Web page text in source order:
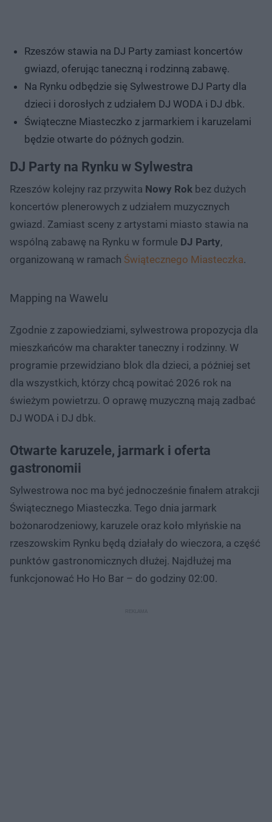
Rzeszów stawia na DJ Party zamiast koncertów
gwiazd, oferując taneczną i rodzinną zabawę.
Na Rynku odbędzie się Sylwestrowe DJ Party dla
dzieci i dorosłych z udziałem DJ WODA i DJ dbk.
Świąteczne Miasteczko z jarmarkiem i karuzelami
będzie otwarte do późnych godzin.
DJ Party na Rynku w Sylwestra
Rzeszów kolejny raz przywita Nowy Rok bez dużych
koncertów plenerowych z udziałem muzycznych
gwiazd. Zamiast sceny z artystami miasto stawia na
wspólną zabawę na Rynku w formule DJ Party,
organizowaną w ramach Świątecznego Miasteczka.
Mapping na Wawelu
Zgodnie z zapowiedziami, sylwestrowa propozycja dla
mieszkańców ma charakter taneczny i rodzinny. W
programie przewidziano blok dla dzieci, a później set
dla wszystkich, którzy chcą powitać 2026 rok na
świeżym powietrzu. O oprawę muzyczną mają zadbać
DJ WODA i DJ dbk.
Otwarte karuzele, jarmark i oferta
gastronomii
Sylwestrowa noc ma być jednocześnie finałem atrakcji
Świątecznego Miasteczka. Tego dnia jarmark
bożonarodzeniowy, karuzele oraz koło młyńskie na
rzeszowskim Rynku będą działały do wieczora, a część
punktów gastronomicznych dłużej. Najdłużej ma
funkcjonować Ho Ho Bar – do godziny 02:00.